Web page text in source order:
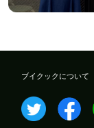
ブイクックについて